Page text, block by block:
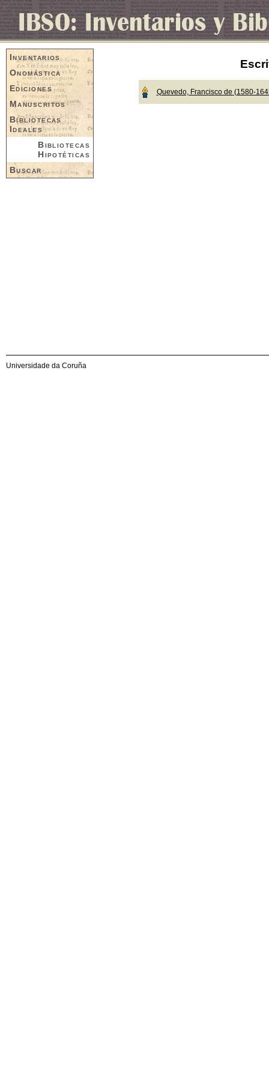
Inventarios
Onomástica
Ediciones
Manuscritos
Bibliotecas
Ideales
Bibliotecas
Hipotéticas
Buscar
Quevedo, Francisco de (1580-
Universidade da Coruña